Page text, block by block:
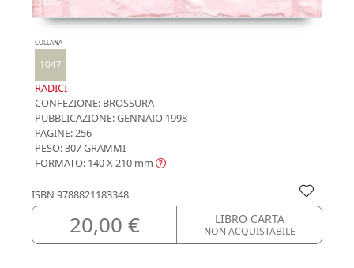
COLLANA
1047
RADICI
CONFEZIONE: BROSSURA
PUBBLICAZIONE:GENNAIO 1998
PAGINE: 256
PESO: 307 GRAMMI
FORMATO: 140 X 210 mm
ISBN 9788821183348
20,00 € LIBRO CARTA
NON ACQUISTABILE